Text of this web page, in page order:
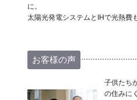
に。
太陽光発電システムとIHで光熱費
お客様の声
子供たち
の住みに